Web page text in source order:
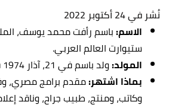
نُشر في 24 أكتوبر 2022
الاسم:باسم رأفت محمد يوسف،
ستيوارت العالم العربي.
المولد:ولد باسم في 21، آذار 1974 في مصر، القاهرة.
بماذا اشتهر:مقدم برامج مصري،
وكاتب، ومنتج، طبيب جراح، وناقد